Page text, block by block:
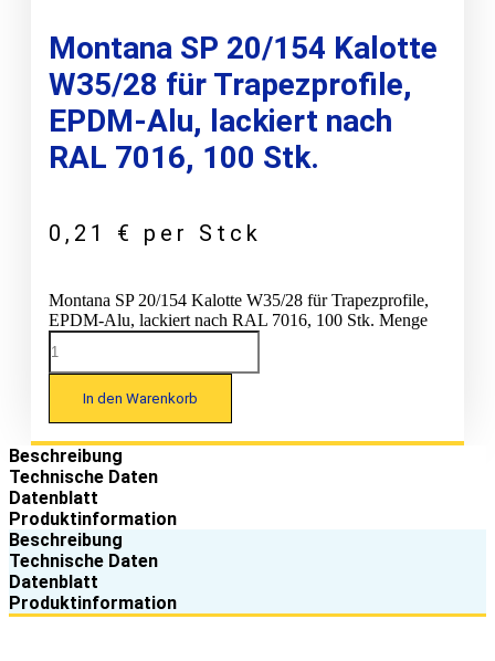
Montana SP 20/154 Kalotte
W35/28 für Trapezprofile,
EPDM-Alu, lackiert nach
RAL 7016, 100 Stk.
0,21 € per Stck
Montana SP 20/154 Kalotte W35/28 für Trapezprofile,
EPDM-Alu, lackiert nach RAL 7016, 100 Stk. Menge
In den Warenkorb
Beschreibung
Technische Daten
Datenblatt
Produktinformation
Beschreibung
Technische Daten
Datenblatt
Produktinformation